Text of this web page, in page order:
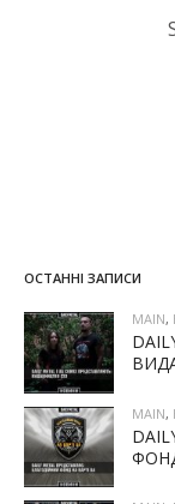
ОСТАННІ ЗАПИСИ
MAIN,
MAIN,